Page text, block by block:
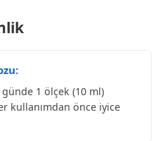
1 ölçek (10 ml)
kullanımdan önce iyice